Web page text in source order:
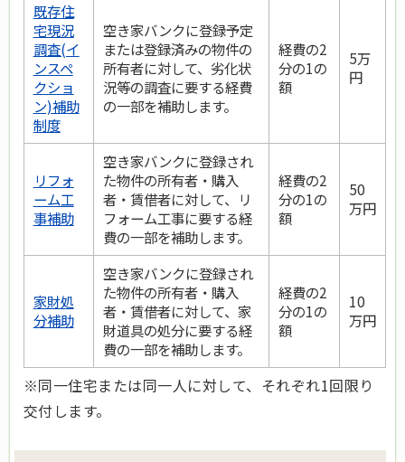
既存住
宅現況
調査(イ
ンスペ
クショ
ン)補助
制度
空き家バンクに登録予定
または登録済みの物件の
所有者に対して、劣化状
況等の調査に要する経費
の一部を補助します。
経費の2
分の1の
額
5万
円
リフォ
ーム工
事補助
空き家バンクに登録され
た物件の所有者・購入
者・賃借者に対して、リ
フォーム工事に要する経
費の一部を補助します。
経費の2
分の1の
額
50
万円
家財処
分補助
空き家バンクに登録され
た物件の所有者・購入
者・賃借者に対して、家
財道具の処分に要する経
費の一部を補助します。
経費の2
分の1の
額
10
万円
※同一住宅または同一人に対して、それぞれ1回限り
交付します。